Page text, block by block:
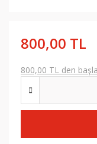
800,00 TL
800,00 TL den